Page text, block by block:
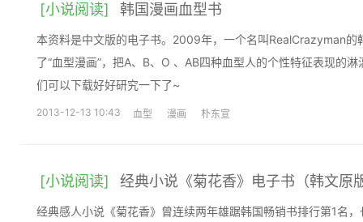
[小说阅读] 韩国漫画血型书
本资料是中文版的电子书。2009年，一个名叫RealCrazyman的
了“血型漫画”，把A、B、O 、AB四种血型人的个性特征表现的
们可以下载好好研究一下了~
2013-12-13 10:43 血型 漫画 朴东宣
[小说阅读] 经典小说《菊花香》电子书（韩文原
经典感人小说《菊花香》曾连续两年雄踞韩国畅销书排行第1名